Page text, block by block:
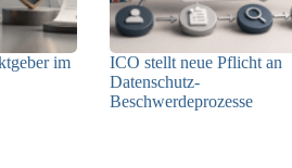
im
ICO stellt neue Pflicht an
Datenschutz-
Beschwerdeprozesse